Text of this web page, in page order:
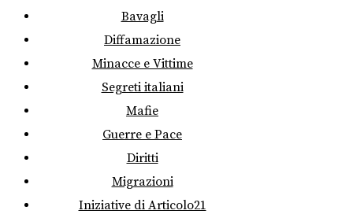
Bavagli
Diffamazione
Minacce e Vittime
Segreti italiani
Mafie
Guerre e Pace
Diritti
Migrazioni
Iniziative di Articolo21